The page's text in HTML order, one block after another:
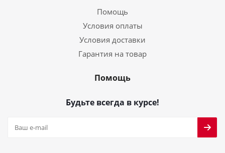
Помощь
Условия оплаты
Условия доставки
Гарантия на товар
Помощь
Будьте всегда в курсе!